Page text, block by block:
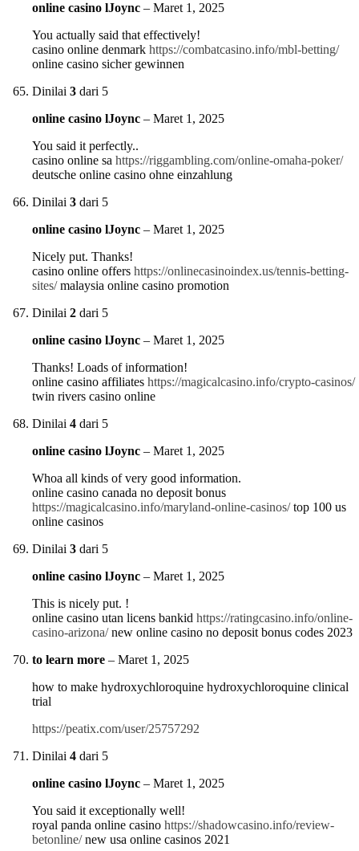
online casino lJoync – Maret 1, 2025
You actually said that effectively!
casino online denmark https://combatcasino.info/mbl-betting/
online casino sicher gewinnen
Dinilai 3 dari 5
online casino lJoync – Maret 1, 2025
You said it perfectly..
casino online sa https://riggambling.com/online-omaha-poker/
deutsche online casino ohne einzahlung
Dinilai 3 dari 5
online casino lJoync – Maret 1, 2025
Nicely put. Thanks!
casino online offers https://onlinecasinoindex.us/tennis-betting-
sites/malaysia online casino promotion
Dinilai 2 dari 5
online casino lJoync – Maret 1, 2025
Thanks! Loads of information!
online casino affiliates https://magicalcasino.info/crypto-casinos/
twin rivers casino online
Dinilai 4 dari 5
online casino lJoync – Maret 1, 2025
Whoa all kinds of very good information.
online casino canada no deposit bonus
https://magicalcasino.info/maryland-online-casinos/top 100 us
online casinos
Dinilai 3 dari 5
online casino lJoync – Maret 1, 2025
This is nicely put. !
online casino utan licens bankid https://ratingcasino.info/online-
casino-arizona/new online casino no deposit bonus codes 2023
to learn more – Maret 1, 2025
how to make hydroxychloroquine hydroxychloroquine clinical
trial
https://peatix.com/user/25757292
Dinilai 4 dari 5
online casino lJoync – Maret 1, 2025
You said it exceptionally well!
royal panda online casino https://shadowcasino.info/review-
betonline/new usa online casinos 2021